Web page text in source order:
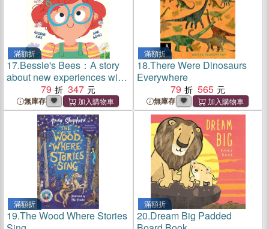
滿額折
17.Bessie's Bees：A story
about new experiences with
a neurodiverse child at its
heart
79 347
無庫存
滿額折
18.There Were Dinosaurs
Everywhere
79
565
無庫存
滿額折
19.The Wood Where Stories
滿額折
20.Dream Big Padded